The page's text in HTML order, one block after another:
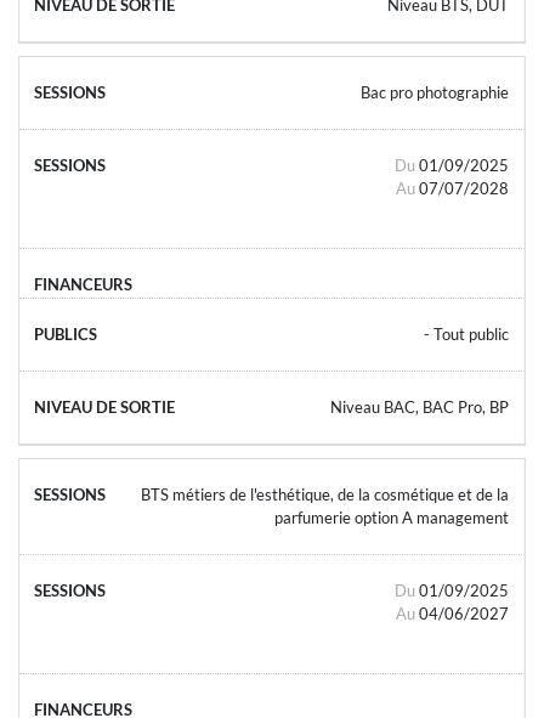
Niveau BTS, DUT
Bac pro photographie
Du 01/09/2025
Au 07/07/2028
- Tout public
Niveau BAC, BAC Pro, BP
BTS métiers de l'esthétique, de la cosmétique et de la
parfumerie option A management
Du 01/09/2025
Au 04/06/2027